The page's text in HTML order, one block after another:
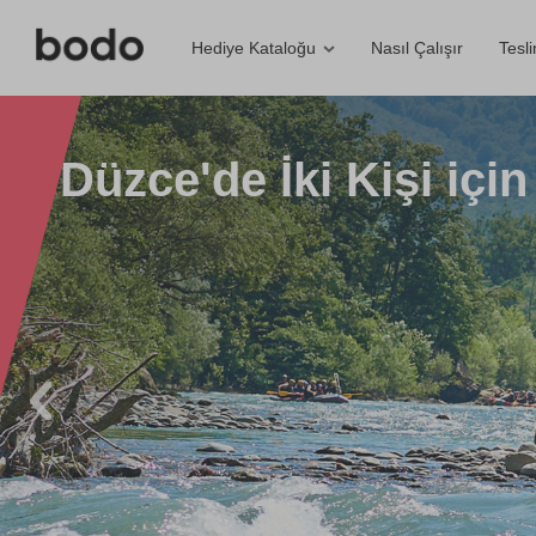
Hediye Kataloğu Nasıl Çalışır
Düzce'de İki Kişi için